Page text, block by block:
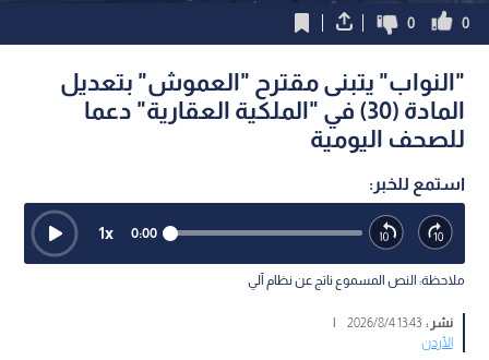
0
0
"النواب" يتبنى مقترح "العموش" بتعديل
المادة (30) في "الملكية العقارية" دعما
للصحف اليومية
استمع للخبر:
0:00
1x
ملاحظة: النص المسموع ناتج عن نظام آلي
نشر :13:43 2026/8/4
|
الأردن